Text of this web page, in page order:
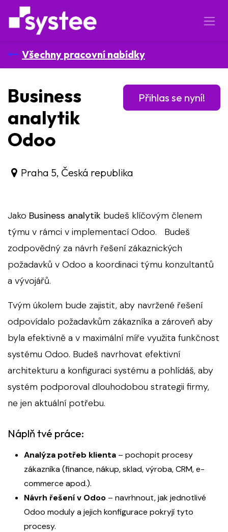
Přejít na obsah
Všechny pracovní nabídky
Přihlas se nyní!
Business
analytik
Odoo
Praha 5, Česká republika
Jako Business analytik budeš klíčovým členem
týmu v rámci v implementací Odoo. Budeš
zodpovědný za návrh řešení zákaznických
požadavků v Odoo a koordinaci týmu konzultantů
a vývojářů.
Tvým úkolem bude zajistit, aby navržené řešení
odpovídalo požadavkům zákazníka a zároveň aby
byla efektivně a v maximální míře využita funkčnost
systému Odoo. Budeš navrhovat efektivní
architekturu a konfiguraci systému a pohlídáš, aby
systém podporoval dlouhodobou strategii firmy,
ne jen aktuální potřebu.
Náplň tvé práce:
Analýza potřeb klienta – pochopit procesy
zákazníka (finance, nákup, sklad, výroba, CRM, e-
commerce apod.).
Návrh řešení v Odoo – navrhnout, jak jednotlivé
Odoo moduly a jejich konfigurace pokryjí tyto
procesy.